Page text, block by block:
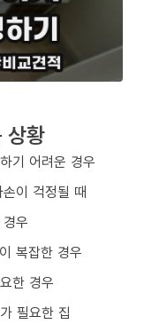
상황
기 어려운 경우
이 걱정될 때
우
복잡한 경우
한 경우
필요한 집